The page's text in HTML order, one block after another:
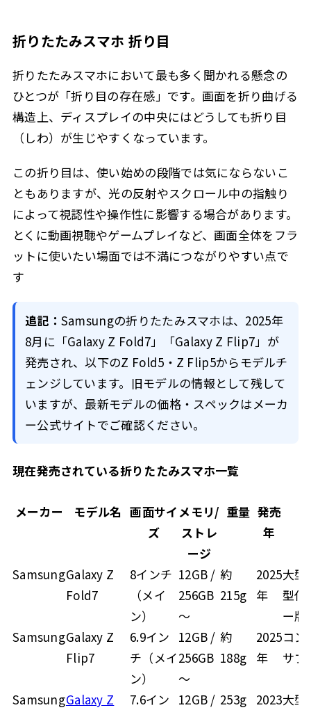
折りたたみスマホ 折り目
折りたたみスマホにおいて最も多く聞かれる懸念の
ひとつが「折り目の存在感」です。画面を折り曲げる
構造上、ディスプレイの中央にはどうしても折り目
（しわ）が生じやすくなっています。
この折り目は、使い始めの段階では気にならないこ
ともありますが、光の反射やスクロール中の指触り
によって視認性や操作性に影響する場合があります。
とくに動画視聴やゲームプレイなど、画面全体をフラ
ットに使いたい場面では不満につながりやすい点で
す
追記： Samsungの折りたたみスマホは、2025年
8月に「Galaxy Z Fold7」「Galaxy Z Flip7」が
発売され、以下のZ Fold5・Z Flip5からモデルチ
ェンジしています。旧モデルの情報として残して
いますが、最新モデルの価格・スペックはメーカ
ー公式サイトでご確認ください。
現在発売されている折りたたみスマホ一覧
メーカー モデル名 画面サイ
ズ
メモリ/
ストレ
ージ
重量 発売
年
SamsungGalaxy Z
Fold7
8インチ
（メイ
ン）
12GB /
256GB
～
約
215g
2025
年
大型
型化
ー版
SamsungGalaxy Z
Flip7
6.9イン
チ（メイ
ン）
12GB /
256GB
～
約
188g
2025
年
コ
サブ
SamsungGalaxy Z
7.6イン 12GB / 253g 2023大型